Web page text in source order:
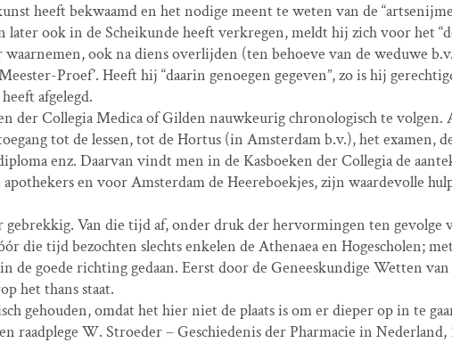
heeft bekwaamd en het nodige meent te weten van de
ook in de Scheikunde heeft verkregen, meldt hij zich voor het
ook na diens overlijden (ten behoeve van de weduwe
Proef’. Heeft hij “daarin genoegen gegeven”, zo is hij
afgelegd.
der Collegia Medica of Gilden nauwkeurig chronologisch te
tot de lessen, tot de Hortus (in Amsterdam b.v.), het examen,
enz. Daarvan vindt men in de Kasboeken der Collegia de
en voor Amsterdam de Heereboekjes, zijn waardevolle
Van die tijd af, onder druk der hervormingen ten gevolge
die tijd bezochten slechts enkelen de Athenaea en Hogescholen;
de goede richting gedaan. Eerst door de Geneeskundige Wetten
het thans staat.
gehouden, omdat het hier niet de plaats is om er dieper op in te
raadplege W. Stroeder – Geschiedenis der Pharmacie in Nederland,